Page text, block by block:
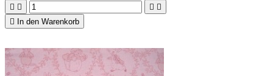
   

In den Warenkorb